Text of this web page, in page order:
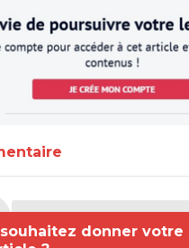
donner votre